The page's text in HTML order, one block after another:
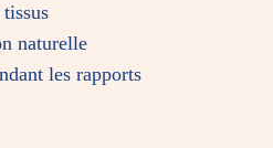
naturelle
les rapports